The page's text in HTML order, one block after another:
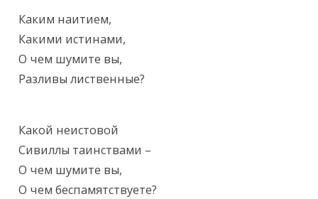
Текст произведения
Каким наитием,
Какими истинами,
О чем шумите вы,
Разливы лиственные?
Какой неистовой
Сивиллы таинствами –
О чем шумите вы,
О чем беспамятствуете?